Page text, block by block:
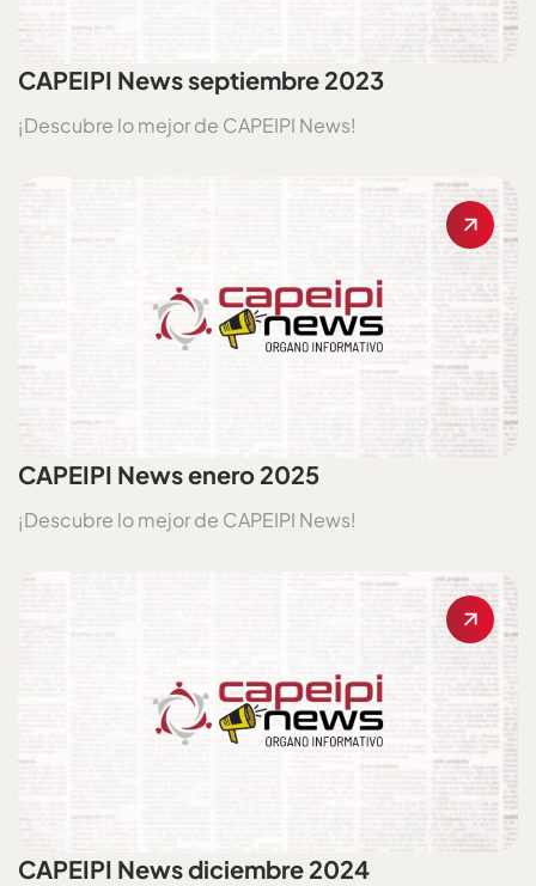
CAPEIPI News septiembre 2023
¡Descubre lo mejor de CAPEIPI News!
CAPEIPI News enero 2025
¡Descubre lo mejor de CAPEIPI News!
CAPEIPI News diciembre 2024